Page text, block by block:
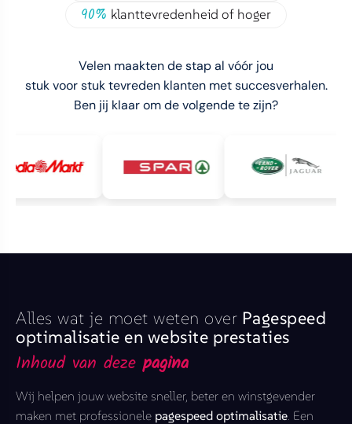
90% klanttevredenheid of hoger
Velen maakten de stap al vóór jou
stuk voor stuk tevreden klanten met succesverhalen.
Ben jij klaar om de volgende te zijn?
Alles wat je moet weten over Pagespeed
optimalisatie en website prestaties
Inhoud van dezepagina
Wij helpen jouw website sneller, beter en winstgevender
maken met professionele pagespeed optimalisatie. Een